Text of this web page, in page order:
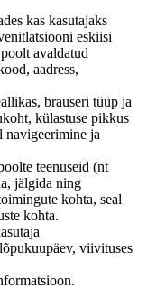
kas kasutajaks
eskiisi
avaldatud
aadress,
brauseri tüüp ja
külastuse pikkus
navigeerimine ja
teenuseid (nt
jälgida ning
kohta, seal
kohta.
viivituses